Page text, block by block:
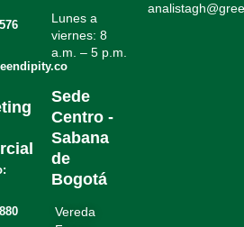
Lunes a
viernes: 8
a.m. – 5 p.m.
Sede
Centro -
Sabana
de
Bogotá
Vereda